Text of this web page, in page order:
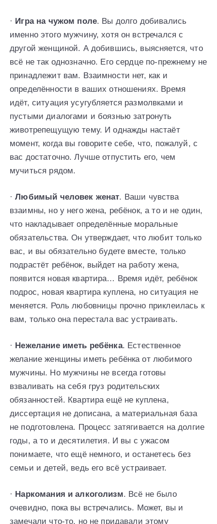
· Игра на чужом поле. Вы долго добивались
именно этого мужчину, хотя он встречался с
другой женщиной. А добившись, выясняется, что
всё не так однозначно. Его сердце по-прежнему не
принадлежит вам. Взаимности нет, как и
определённости в ваших отношениях. Время
идёт, ситуация усугубляется размолвками и
пустыми диалогами и боязнью затронуть
животрепещущую тему. И однажды настаёт
момент, когда вы говорите себе, что, пожалуй, с
вас достаточно. Лучше отпустить его, чем
мучиться рядом.
·Любимый человек женат. Ваши чувства
взаимны, но у него жена, ребёнок, а то и не один,
что накладывает определённые моральные
обязательства. Он утверждает, что любит только
вас, и вы обязательно будете вместе, только
подрастёт ребёнок, выйдет на работу жена,
появится новая квартира… Время идёт, ребёнок
подрос, новая квартира куплена, но ситуация не
меняется. Роль любовницы прочно приклеилась к
вам, только она перестала вас устраивать.
· Нежелание иметь ребёнка. Естественное
желание женщины иметь ребёнка от любимого
мужчины. Но мужчины не всегда готовы
взваливать на себя груз родительских
обязанностей. Квартира ещё не куплена,
диссертация не дописана, а материальная база
не подготовлена. Процесс затягивается на долгие
годы, а то и десятилетия. И вы с ужасом
понимаете, что ещё немного, и останетесь без
семьи и детей, ведь его всё устраивает.
· Наркомания и алкоголизм. Всё не было
очевидно, пока вы встречались. Может, вы и
замечали что-то, но не придавали этому